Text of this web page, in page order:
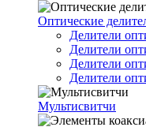
Оптические
Делители
Делители
Делители
Делители
Мультисвитчи